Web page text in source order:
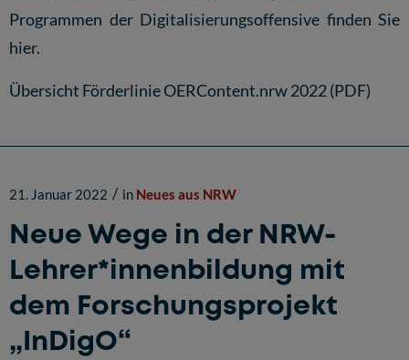
Programmen der Digitalisierungsoffensive finden Sie
hier.
Übersicht Förderlinie OERContent.nrw 2022 (PDF)
Neue Wege in der NRW-
Lehrer*innenbildung mit
dem Forschungsprojekt
„InDigO“
21. Januar 2022 / in Neues aus NRW